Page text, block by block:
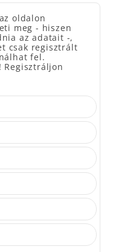
oldalon
meg - hiszen
az adatait -,
csak regisztrált
fel.
Regisztráljon